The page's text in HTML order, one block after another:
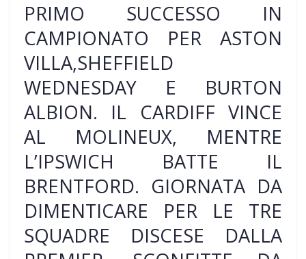
PRIMO SUCCESSO IN
CAMPIONATO PER ASTON
VILLA,SHEFFIELD
WEDNESDAY E BURTON
ALBION. IL CARDIFF VINCE
AL MOLINEUX, MENTRE
L’IPSWICH BATTE IL
BRENTFORD. GIORNATA DA
DIMENTICARE PER LE TRE
SQUADRE DISCESE DALLA